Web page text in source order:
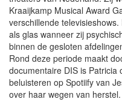
Kraaijkamp Musical Award
verschillende
als glas wanneer zij
binnen de gesloten
Rond deze periode maakt
documentaire DIS is
beluisteren op Spotiify van
over haar wegen van herstel.